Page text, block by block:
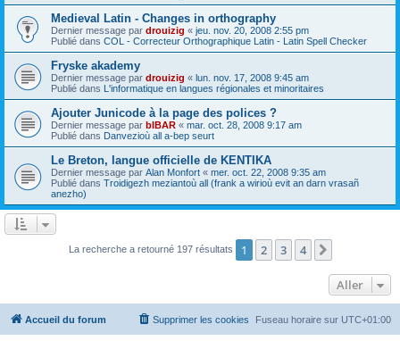
Medieval Latin - Changes in orthography
Dernier message par drouizig « jeu. nov. 20, 2008 2:55 pm
Publié dans COL - Correcteur Orthographique Latin - Latin Spell Checker
Fryske akademy
Dernier message par drouizig « lun. nov. 17, 2008 9:45 am
Publié dans L'informatique en langues régionales et minoritaires
Ajouter Junicode à la page des polices ?
Dernier message par bIBAR « mar. oct. 28, 2008 9:17 am
Publié dans Danvezioù all a-bep seurt
Le Breton, langue officielle de KENTIKA
Dernier message par Alan Monfort « mer. oct. 22, 2008 9:35 am
Publié dans Troidigezh meziantoù all (frank a wirioù evit an darn vrasañ
anezho)
La recherche a retourné 197 résultats 1 2 3 4
Aller
Accueil du forum Fuseau horaire sur UTC+01:00
Supprimer les cookies